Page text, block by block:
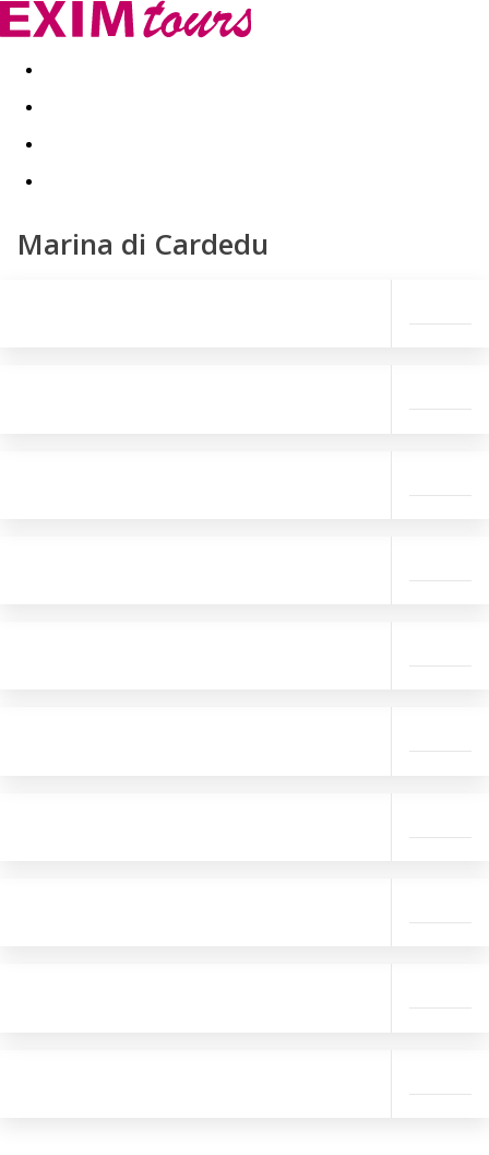
Akční nabídky Last minute
Marina di Cardedu